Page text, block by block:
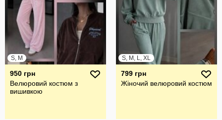
S, M
950 грн
Велюровий костюм з
вишивкою
S, M, L, XL
799 грн
Жіночий велюровий костюм